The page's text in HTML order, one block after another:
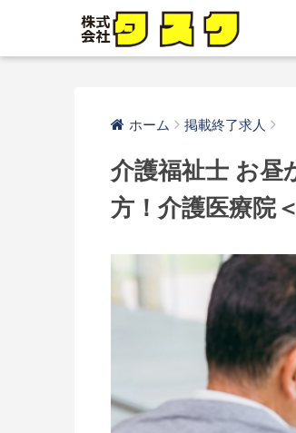
ホーム 掲載終了求人
介護福祉士 お昼
方！介護医療院